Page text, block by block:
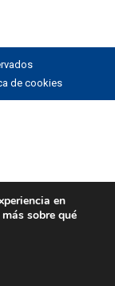
de cookies
en
sobre qué